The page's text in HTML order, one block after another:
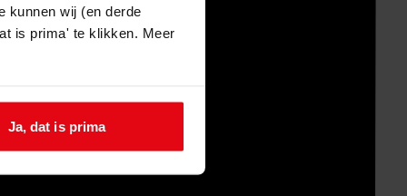
kunnen wij (en derde
is prima' te klikken. Meer
Ja, dat is prima